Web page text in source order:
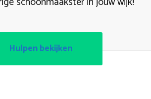
Hulpen bekijken